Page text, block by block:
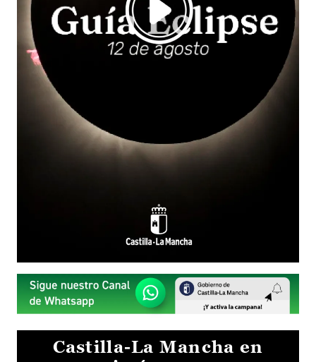
Castilla-La Mancha en